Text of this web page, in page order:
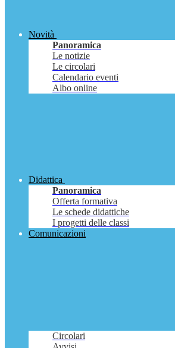
Novità
Panoramica
Le notizie
Le circolari
Calendario eventi
Albo online
Didattica
Panoramica
Offerta formativa
Le schede didattiche
I progetti delle classi
Comunicazioni
Circolari